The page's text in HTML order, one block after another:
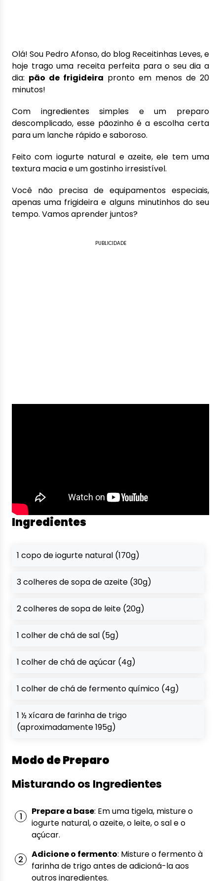
Olá! Sou Pedro Afonso, do blog Receitinhas Leves, e
hoje trago uma receita perfeita para o seu dia a
dia: pão de frigideira pronto em menos de 20
minutos!
Com ingredientes simples e um preparo
descomplicado, esse pãozinho é a escolha certa
para um lanche rápido e saboroso.
Feito com iogurte natural e azeite, ele tem uma
textura macia e um gostinho irresistível.
Você não precisa de equipamentos especiais,
apenas uma frigideira e alguns minutinhos do seu
tempo. Vamos aprender juntos?
PUBLICIDADE
Ingredientes
1 copo de iogurte natural (170g)
3 colheres de sopa de azeite (30g)
2 colheres de sopa de leite (20g)
1 colher de chá de sal (5g)
1 colher de chá de açúcar (4g)
1 colher de chá de fermento químico (4g)
1 ½ xícara de farinha de trigo
(aproximadamente 195g)
Modo de Preparo
Misturando os Ingredientes
Prepare a base: Em uma tigela, misture o
iogurte natural, o azeite, o leite, o sal e o
açúcar.
Adicione o fermento: Misture o fermento à
farinha de trigo antes de adicioná-la aos
outros ingredientes.